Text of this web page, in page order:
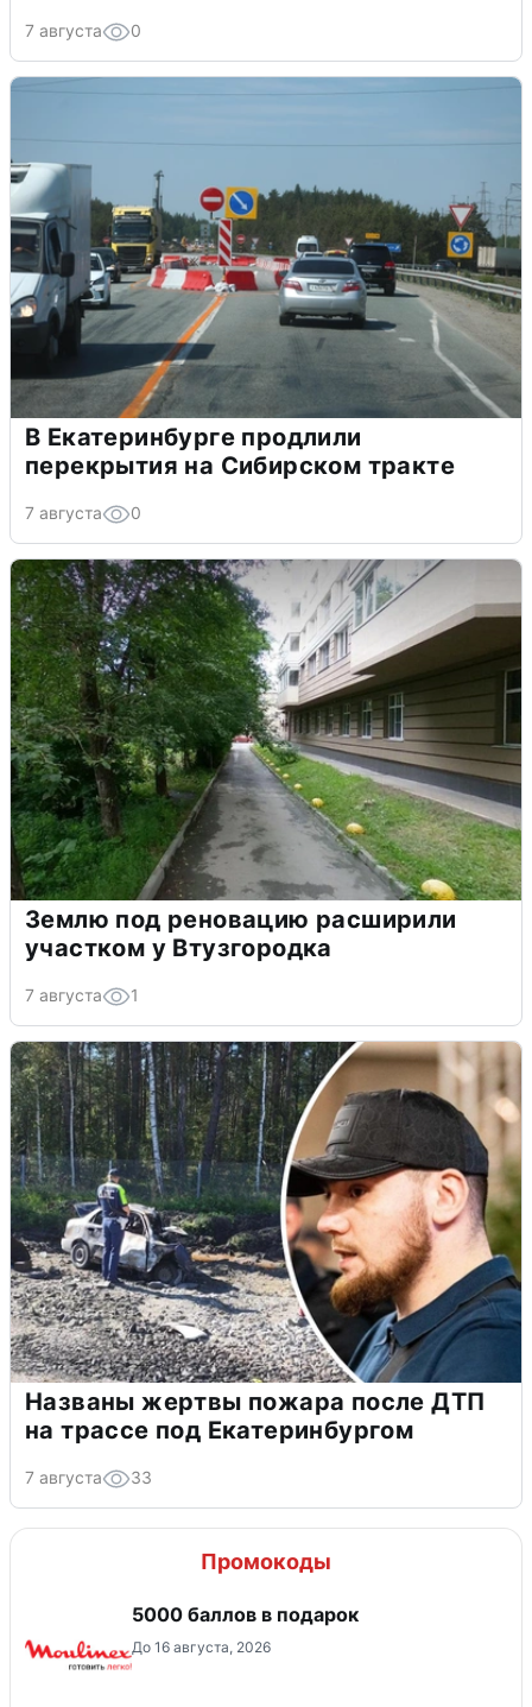
7 августа 0
В Екатеринбурге продлили
перекрытия на Сибирском тракте
7 августа 0
Землю под реновацию расширили
участком у Втузгородка
7 августа 1
Названы жертвы пожара после ДТП
на трассе под Екатеринбургом
7 августа 33
Промокоды
5000 баллов в подарок
До 16 августа, 2026